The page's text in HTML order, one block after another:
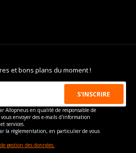
et bons plans du moment !
Allopneus en qualité de responsable de
envoyer des e-mails d'information
services.
la règlementation, en particulier de vous
gestion des données.